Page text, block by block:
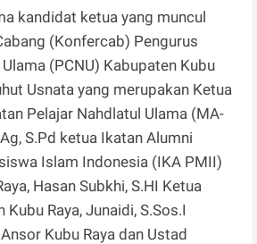
kandidat ketua yang muncul
(Konfercab) Pengurus
(PCNU) Kabupaten Kubu
Usnata yang merupakan Ketua
Pelajar Nahdlatul Ulama (MA-
S.Pd ketua Ikatan Alumni
Islam Indonesia (IKA PMII)
Hasan Subkhi, S.HI Ketua
Kubu Raya, Junaidi, S.Sos.I
Kubu Raya dan Ustad